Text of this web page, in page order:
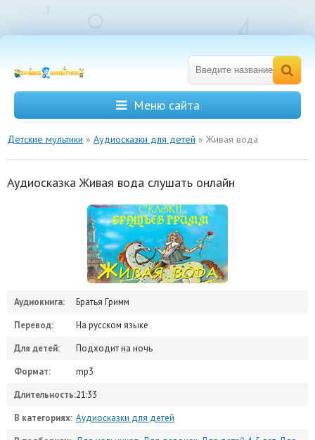
Меню сайта
Детские мультики » Аудиосказки для детей » Живая вода
Аудиосказка Живая вода слушать онлайн
Аудиокнига:
Братья Гримм
Перевод:
На русском языке
Для детей:
Подходит на ночь
Формат:
mp3
Длительность:21:33
В категориях: Аудиосказки для детей